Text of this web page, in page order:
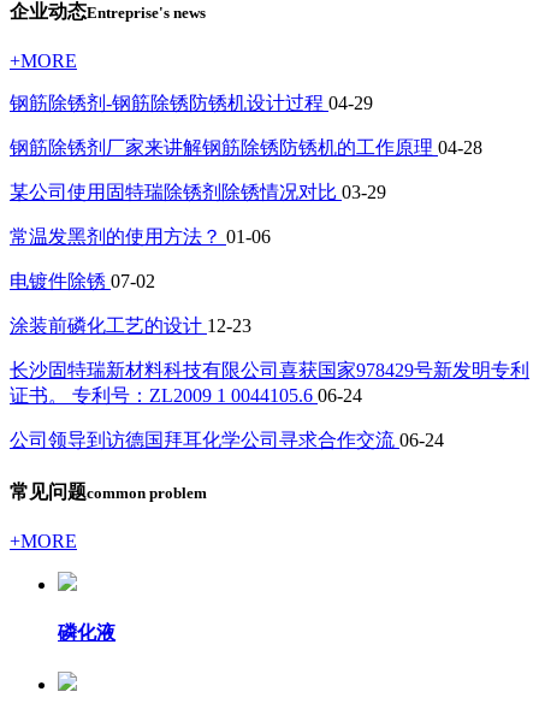
企业动态Entreprise's news
+MORE
钢筋除锈剂-钢筋除锈防锈机设计过程 04-29
钢筋除锈剂厂家来讲解钢筋除锈防锈机的工作原理 04-28
某公司使用固特瑞除锈剂除锈情况对比 03-29
常温发黑剂的使用方法？ 01-06
电镀件除锈 07-02
涂装前磷化工艺的设计 12-23
长沙固特瑞新材料科技有限公司喜获国家978429号新发明专利
证书。 专利号：ZL2009 1 0044105.6 06-24
公司领导到访德国拜耳化学公司寻求合作交流 06-24
常见问题common problem
+MORE
磷化液